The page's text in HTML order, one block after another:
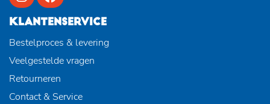
KLANTENSERVICE
Bestelproces & levering
Veelgestelde vragen
Retourneren
Contact & Service